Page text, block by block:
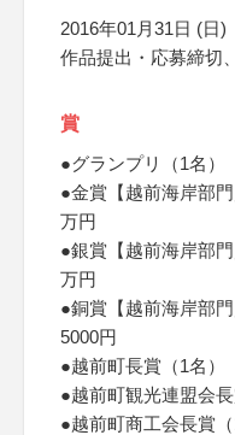
2016年01月31日 (日)
作品提出・応募締切
賞
●グランプリ（1名
●金賞【越前海岸部
万円
●銀賞【越前海岸部
万円
●銅賞【越前海岸部
5000円
●越前町長賞（1名
●越前町観光連盟会
●越前町商工会長賞